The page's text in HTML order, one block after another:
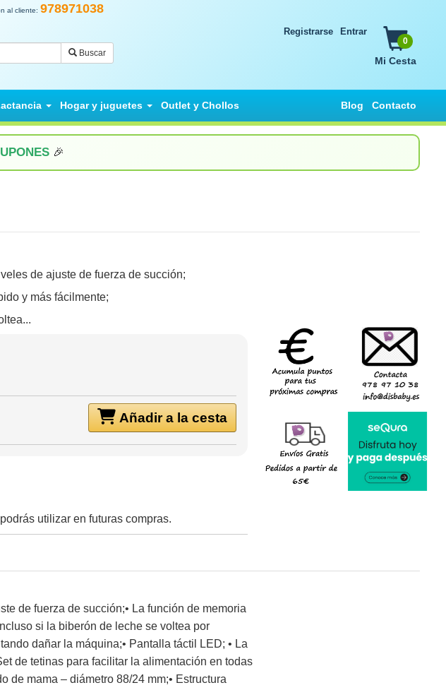
al cliente: 978971038
Buscar
0
Mi Cesta
Registrarse Entrar
Hogar y juguetes Outlet y Chollos Contacto
Blog
🎉
de ajuste de fuerza de succión;
y más fácilmente;
Añadir a la cesta
utilizar en futuras compras.
de fuerza de succión;• La función de memoria
si la biberón de leche se voltea por
dañar la máquina;• Pantalla táctil LED; • La
de tetinas para facilitar la alimentación en todas
de mama – diámetro 88/24 mm;• Estructura